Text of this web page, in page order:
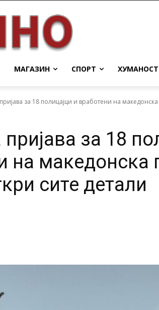
МАГАЗИН СПОРТ ХУМАНОСТ
за 18 полицајци и вработени на
за 18
на македонска
сите детали